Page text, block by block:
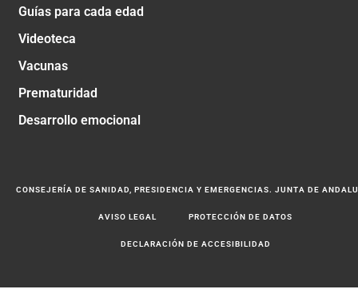
Guías para cada edad
Videoteca
Vacunas
Prematuridad
Desarrollo emocional
CONSEJERÍA DE SANIDAD, PRESIDENCIA Y EMERGENCIAS. JUNTA DE
AVISO LEGAL PROTECCIÓN DE DATOS
DECLARACIÓN DE ACCESIBILIDAD